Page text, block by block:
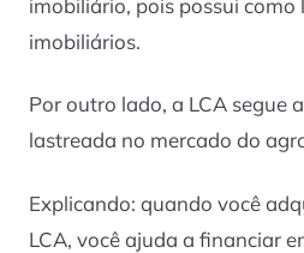
imobiliários.
Por outro lado, a LCA segue
lastreada no mercado do
Explicando: quando você
LCA, você ajuda a financiar